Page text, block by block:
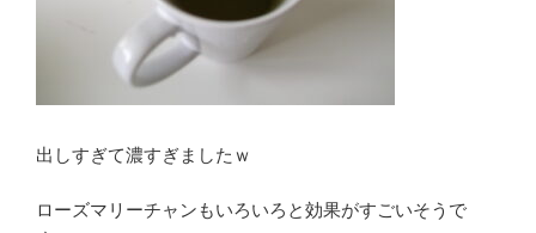
出しすぎて濃すぎましたｗ
ローズマリーチャンもいろいろと効果がすごいそうで